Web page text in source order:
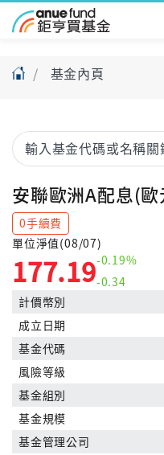
基金內頁
安聯歐洲A配息(歐
0手續費
單位淨值(08/07)
177.19-0.19%
-0.34
計價幣別
成立日期
基金代碼
風險等級
基金組別
基金規模
基金管理公司